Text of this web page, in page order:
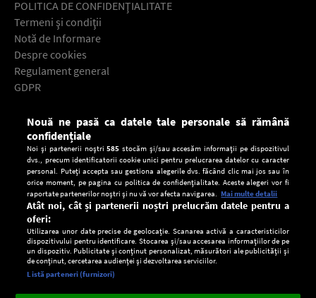
POLITICA DE CONFIDENŢIALITATE
Termeni şi condiţii
Notă de Informare
Despre cookies
Regulament general
GDPR
Descarcă gratuit aplicaţia Europa FM pentru smartphone:
Setări:
Dark
Nouă ne pasă ca datele tale personale să rămână
confidențiale
Noi și partenerii noștri585 stocăm și/sau accesăm informații pe dispozitivul
dvs., precum identificatorii cookie unici pentru prelucrarea datelor cu caracter
personal. Puteți accepta sau gestiona alegerile dvs. făcând clic mai jos sau în
orice moment, pe pagina cu politica de confidențialitate. Aceste alegeri vor fi
raportate partenerilor noștri și nu vă vor afecta navigarea. Mai multe detalii
Atât noi, cât și partenerii noștri prelucrăm datele pentru a
oferi:
Utilizarea unor date precise de geolocație. Scanarea activă a caracteristicilor
dispozitivului pentru identificare. Stocarea și/sau accesarea informațiilor de pe
un dispozitiv. Publicitate și conținut personalizat, măsurători ale publicității și
de conținut, cercetarea audienței și dezvoltarea serviciilor.
Listă parteneri (furnizori)